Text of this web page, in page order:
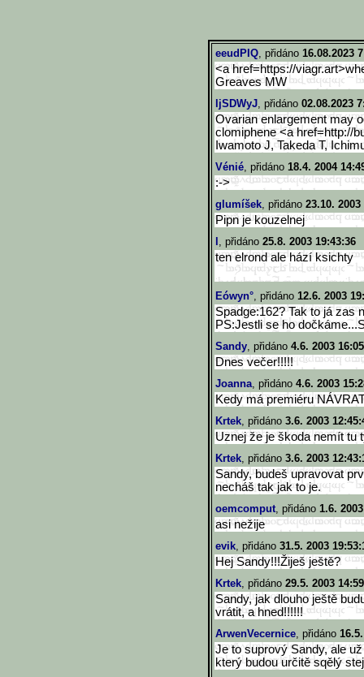
eeudPIQ, přidáno 16.08.2023
<a href=https://
Greaves MW
ljSDWyJ, přidáno 02.08.2023
Ovarian enlargement may
clomiphene <a href=http://
Iwamoto J, Takeda T,
Vénié, přidáno 18.4. 2004
:->
glumíšek, přidáno 23.10. 2003
Pipn je kouzelnej
, přidáno 25.8. 2003 19:43:36
ten elrond ale hází ksichty
Eówyn°, přidáno 12.6. 2003
Spadge:162? Tak to já zas
PS:Jestli se ho
Sandy, přidáno 4.6. 2003
Dnes večer!!!!!
Joanna, přidáno 4.6. 2003
Kedy má premiéru
Krtek, přidáno 3.6. 2003
Uznej že je škoda nemít tu
Krtek, přidáno 3.6. 2003
Sandy, budeš upravovat
necháš tak jak to je.
oemcomput, přidáno 1.6.
asi nežije
evik, přidáno 31.5. 2003
Hej Sandy!!!Žiješ ještě?
Krtek, přidáno 29.5. 2003
Sandy, jak dlouho ještě
vrátit, a hned!!!!!!
ArwenVecernice, přidáno
Je to suprový Sandy, ale
který budou určitě sqělý